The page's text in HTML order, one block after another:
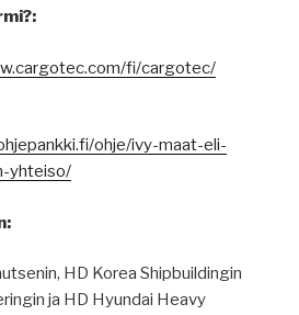
fi/cargotec/
ohje/ivy-maat-eli-
yhteiso/
HD Korea Shipbuildingin
ja HD Hyundai Heavy